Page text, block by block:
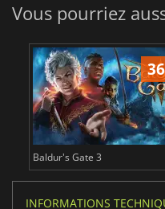
Vous pourriez
Baldur's Gate 3
INFORMATIONS